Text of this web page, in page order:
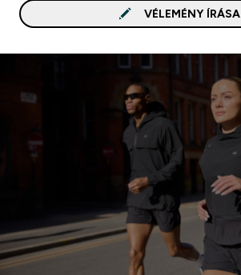
VÉLEMÉNY ÍRÁSA